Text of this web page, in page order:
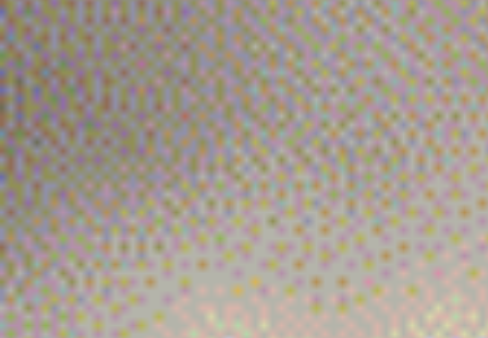
ト
ッ
プ
ペ
ー
ジ
会
社
案
内
事